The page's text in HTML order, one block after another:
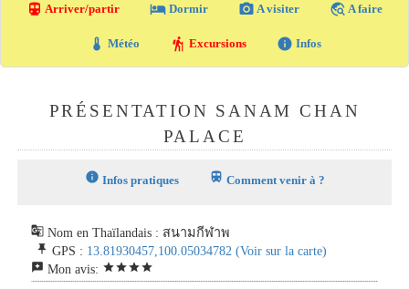
directions_transit Arriver/partir local_hotel Dormir photo_camera A visiter travel_explore A faire
thermostat Météo hiking Excursions info Infos
PRÉSENTATION SANAM CHAN
PALACE
info Infos pratiques train Comment venir à ?
g_translate Nom en Thaïlandais : สนามกีฬาพ
push_pin GPS : 13.81930457,100.05034782 (Voir sur la carte)
reviews Mon avis: starstarstarstar